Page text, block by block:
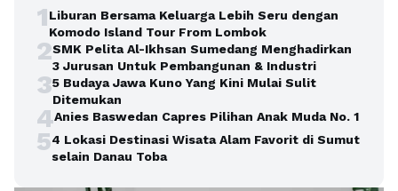
1Liburan Bersama Keluarga Lebih Seru dengan
Komodo Island Tour From Lombok
2SMK Pelita Al-Ikhsan Sumedang Menghadirkan
3 Jurusan Untuk Pembangunan & Industri
35 Budaya Jawa Kuno Yang Kini Mulai Sulit
Ditemukan
4Anies Baswedan Capres Pilihan Anak Muda No. 1
54 Lokasi Destinasi Wisata Alam Favorit di Sumut
selain Danau Toba